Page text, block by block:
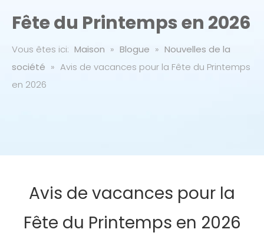
Fête du Printemps en 2026
Vous êtes ici: Maison » Blogue » Nouvelles de la
société » Avis de vacances pour la Fête du Printemps
en 2026
Avis de vacances pour la
Fête du Printemps en 2026